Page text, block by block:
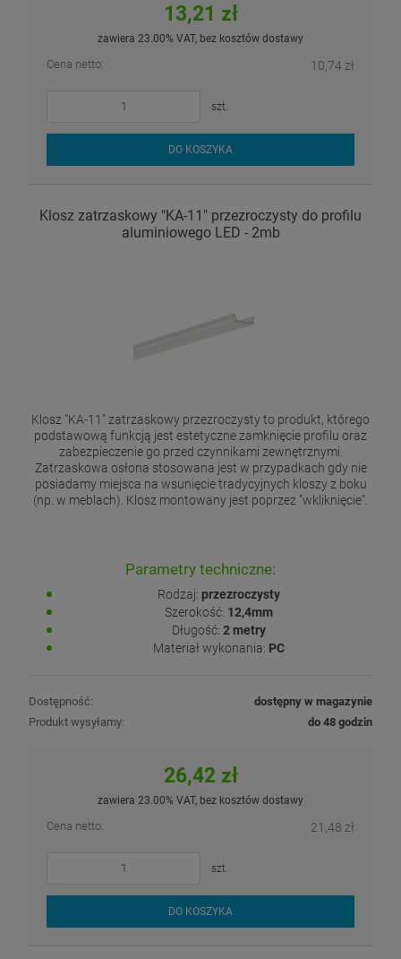
13,21 zł
zawiera 23.00% VAT, bez kosztów dostawy
Cena netto: 10,74 zł
szt.
DO KOSZYKA
Klosz zatrzaskowy "KA-11" przezroczysty do profilu
aluminiowego LED - 2mb
Klosz "KA-11" zatrzaskowy przezroczysty to produkt, którego
podstawową funkcją jest estetyczne zamknięcie profilu oraz
zabezpieczenie go przed czynnikami zewnętrznymi.
Zatrzaskowa osłona stosowana jest w przypadkach gdy nie
posiadamy miejsca na wsunięcie tradycyjnych kloszy z boku
(np. w meblach). Klosz montowany jest poprzez "wkliknięcie".
Parametry techniczne:
Rodzaj: przezroczysty
Szerokość: 12,4mm
Długość: 2 metry
Materiał wykonania: PC
Dostępność:
dostępny w magazynie
Produkt wysyłamy:
do 48 godzin
26,42 zł
zawiera 23.00% VAT, bez kosztów dostawy
Cena netto: 21,48 zł
szt.
DO KOSZYKA